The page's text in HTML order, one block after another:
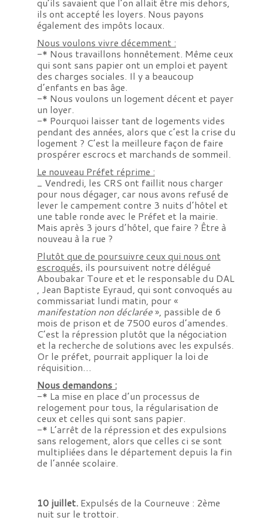
ils ont accepté les loyers. Nous payons
également des impôts locaux.
Nous voulons vivre décemment :
-* Nous travaillons honnêtement. Même ceux
qui sont sans papier ont un emploi et payent
des charges sociales. Il y a beaucoup
d’enfants en bas âge.
-* Nous voulons un logement décent et payer
un loyer.
-* Pourquoi laisser tant de logements vides
pendant des années, alors que c’est la crise du
logement ? C’est la meilleure façon de faire
prospérer escrocs et marchands de sommeil.
Le nouveau Préfet réprime :
_ Vendredi, les CRS ont faillit nous charger
pour nous dégager, car nous avons refusé de
lever le campement contre 3 nuits d’hôtel et
une table ronde avec le Préfet et la mairie.
Mais après 3 jours d’hôtel, que faire ? Être à
nouveau à la rue ?
Plutôt que de poursuivre ceux qui nous ont
escroqués, ils poursuivent notre délégué
Aboubakar Toure et et le responsable du DAL
, Jean Baptiste Eyraud, qui sont convoqués au
commissariat lundi matin, pour «
manifestation non déclarée», passible de 6
mois de prison et de 7500 euros d’amendes.
C’est la répression plutôt que la négociation
et la recherche de solutions avec les expulsés.
Or le préfet, pourrait appliquer la loi de
réquisition…
Nous demandons :
-* La mise en place d’un processus de
relogement pour tous, la régularisation de
ceux et celles qui sont sans papier.
-* L’arrêt de la répression et des expulsions
sans relogement, alors que celles ci se sont
multipliées dans le département depuis la fin
de l’année scolaire.
10 juillet.Expulsés de la Courneuve : 2ème
nuit sur le trottoir.